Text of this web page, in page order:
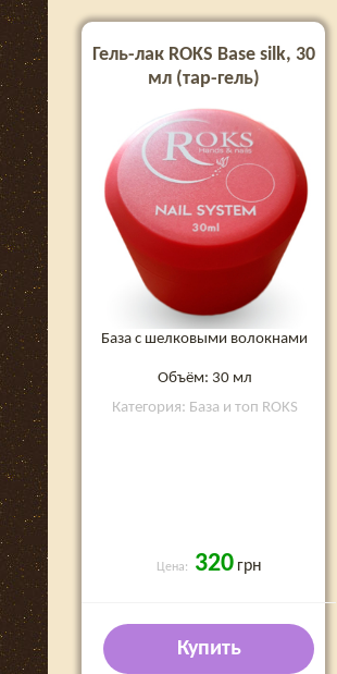
Гель-лак ROKS Base silk, 30
мл (тар-гель)
База с шелковыми волокнами
Объём: 30 мл
Категория: База и топ ROKS
Цена: 320 грн
Купить